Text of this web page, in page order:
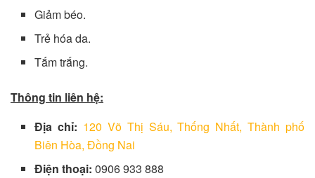
Giảm béo.
Trẻ hóa da.
Tắm trắng.
Thông tin liên hệ:
Địa chỉ: 120 Võ Thị Sáu, Thống Nhất, Thành phố
Biên Hòa, Đồng Nai
Điện thoại:0906 933 888